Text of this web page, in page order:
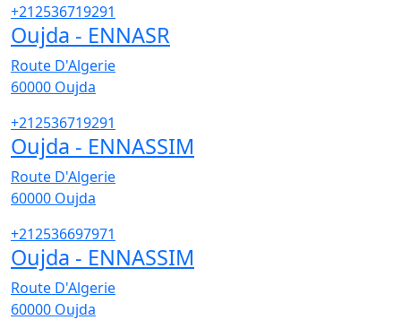
+212536719291
Oujda - ENNASR
Route D'Algerie
60000 Oujda
+212536719291
Oujda - ENNASSIM
Route D'Algerie
60000 Oujda
+212536697971
Oujda - ENNASSIM
Route D'Algerie
60000 Oujda